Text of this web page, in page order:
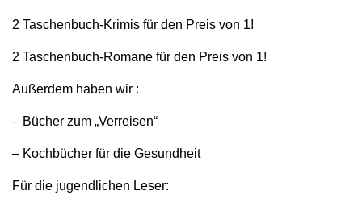
2 Taschenbuch-Krimis für den Preis von 1!
2 Taschenbuch-Romane für den Preis von 1!
Außerdem haben wir :
– Bücher zum „Verreisen“
– Kochbücher für die Gesundheit
Für die jugendlichen Leser: